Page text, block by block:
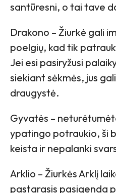
santūresni, o tai tave
Drakono – Žiurkė gali
poelgių, kad tik
Jei esi pasiryžusi
siekiant sėkmės, jus
draugystė.
Gyvatės –
ypatingo potraukio, ši
keista ir nepalanki
Arklio – Žiurkės Arklį
pastarasis pasigenda